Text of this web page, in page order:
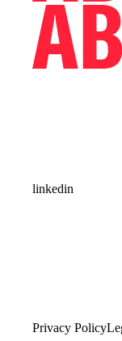
linkedin
Privacy Policy